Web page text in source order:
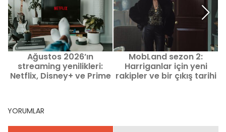
Ağustos 2026’ın
streaming yenilikleri:
Netflix, Disney+ ve Prime
MobLand sezon 2:
Harriganlar için yeni
rakipler ve bir çıkış tarihi
YORUMLAR